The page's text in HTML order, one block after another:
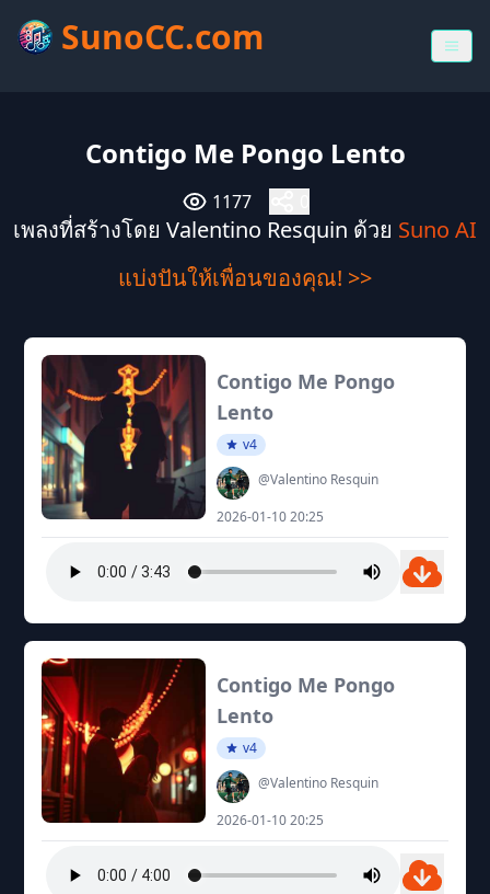
SunoCC.com
Contigo Me Pongo Lento
1177
เพลงที่สร้างโดย Valentino Resquin ด้วย Suno AI
แบ่งปันให้เพื่อนของคุณ! >>
Contigo Me Pongo
Lento
v4
@Valentino Resquin
2026-01-10 20:25
Contigo Me Pongo
Lento
v4
@Valentino Resquin
2026-01-10 20:25